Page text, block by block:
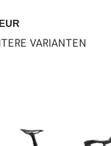
VARIANTEN